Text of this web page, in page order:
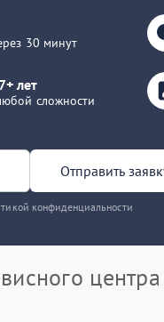
30 минут
лет
сложности
Отправить
конфиденциальности
центра